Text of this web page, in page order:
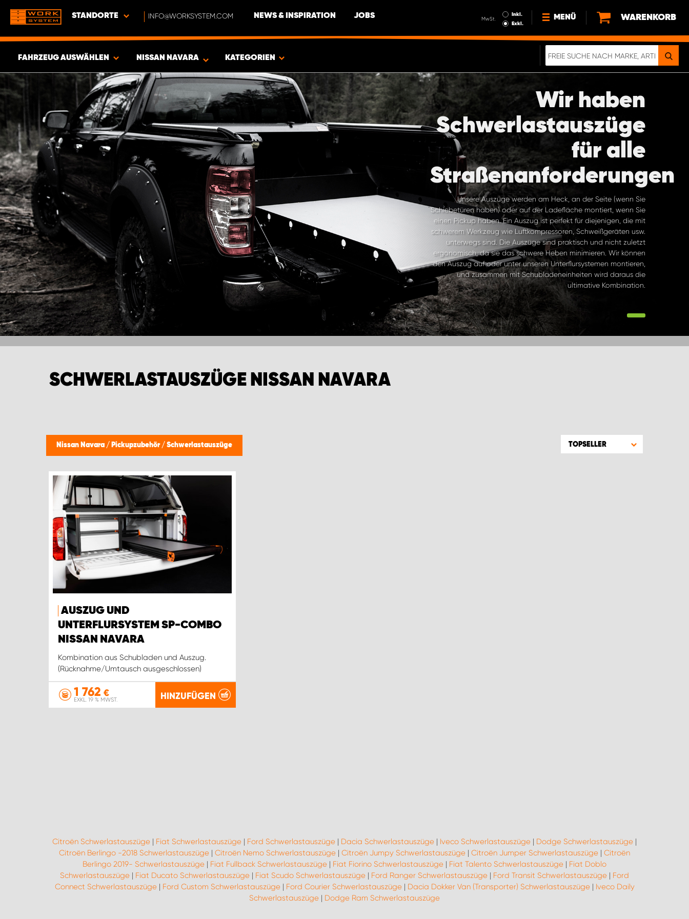
STANDORTE INFO@WORKSYSTEM.COM NEWS & INSPIRATION JOBS MwSt.
Inkl.
Exkl.
MENÜ
NEWS
NACHHALTIGKEIT
ELEKTRO-FAHRZEUGE
IMPRESSUM
DATENSCHUTZ
EIN RICHTIGER CRASH-TEST
WARENKORB
FAHRZEUG AUSWÄHLEN
ERGEBNISSE ANZEIGEN - 353
ARTIKEL
NISSAN NAVARA KATEGORIEN
Wir haben
Schwerlastauszüge
für alle
Straßenanforderungen
Unsere Auszüge werden am Heck, an der Seite (wenn Sie
Schiebetüren haben) oder auf der Ladefläche montiert, wenn Sie
einen Pickup haben. Ein Auszug ist perfekt für diejenigen, die mit
schwerem Werkzeug wie Luftkompressoren, Schweißgeräten usw.
unterwegs sind. Die Auszüge sind praktisch und nicht zuletzt
ergonomisch, da sie das schwere Heben minimieren. Wir können
den Auszug auf oder unter unseren Unterflursystemen montieren,
und zusammen mit Schubladeneinheiten wird daraus die
ultimative Kombination.
SCHWERLASTAUSZÜGE NISSAN NAVARA
Nissan Navara / Pickupzubehör / Schwerlastauszüge TOPSELLER
AUSZUG UND
UNTERFLURSYSTEM SP-COMBO
NISSAN NAVARA
Kombination aus Schubladen und Auszug.
(Rücknahme/Umtausch ausgeschlossen)
1 762 €
EXKL. 19 % MWST. HINZUFÜGEN
Citroën Schwerlastauszüge | Fiat Schwerlastauszüge | Ford Schwerlastauszüge | Dacia Schwerlastauszüge | Iveco Schwerlastauszüge | Dodge Schwerlastauszüge |
Citroën Berlingo -2018 Schwerlastauszüge | Citroën Nemo Schwerlastauszüge | Citroën Jumpy Schwerlastauszüge | Citroën Jumper Schwerlastauszüge | Citroën
Berlingo 2019- Schwerlastauszüge | Fiat Fullback Schwerlastauszüge | Fiat Fiorino Schwerlastauszüge | Fiat Talento Schwerlastauszüge | Fiat Doblo
Schwerlastauszüge | Fiat Ducato Schwerlastauszüge | Fiat Scudo Schwerlastauszüge | Ford Ranger Schwerlastauszüge | Ford Transit Schwerlastauszüge | Ford
Connect Schwerlastauszüge| Ford Custom Schwerlastauszüge| Ford Courier Schwerlastauszüge| Dacia Dokker Van (Transporter) Schwerlastauszüge| Iveco Daily
Schwerlastauszüge | Dodge Ram Schwerlastauszüge